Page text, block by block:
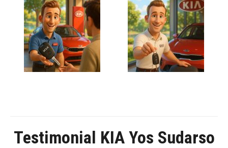
Testimonial KIA Yos Sudarso